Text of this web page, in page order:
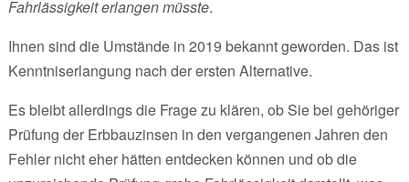
Fahrlässigkeit erlangen müsste.
Ihnen sind die Umstände in 2019 bekannt geworden. Das ist
Kenntniserlangung nach der ersten Alternative.
Es bleibt allerdings die Frage zu klären, ob Sie bei gehöriger
Prüfung der Erbbauzinsen in den vergangenen Jahren den
Fehler nicht eher hätten entdecken können und ob die